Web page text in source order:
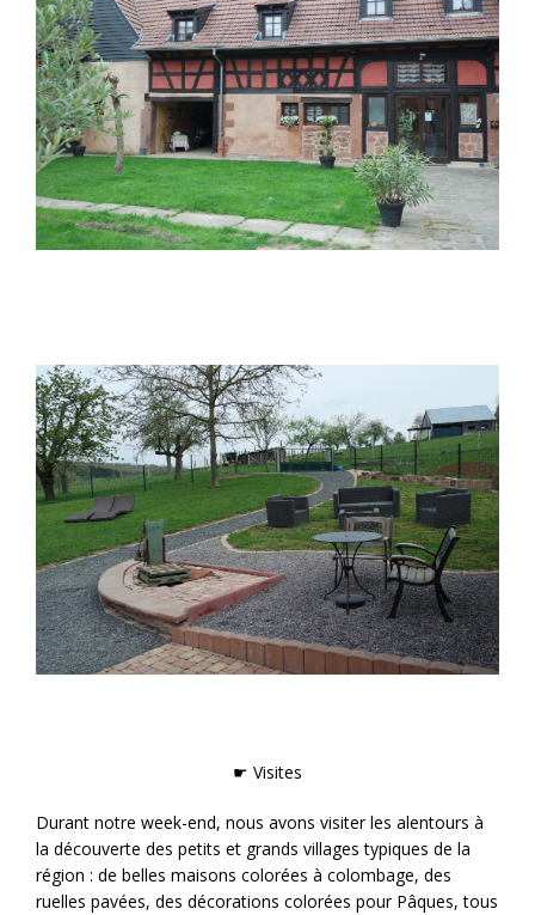
☛ Visites
Durant notre week-end, nous avons visiter les alentours à
la découverte des petits et grands villages typiques de la
région : de belles maisons colorées à colombage, des
ruelles pavées, des décorations colorées pour Pâques, tous